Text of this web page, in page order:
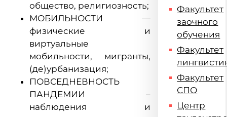
общество, религиозность;
МОБИЛЬНОСТИ —
физические и
виртуальные
мобильности, мигранты,
(де)урбанизация;
ПОВСЕДНЕВНОСТЬ
ПАНДЕМИИ –
наблюдения и
Факультет
заочного
обучения
Факультет
Факультет
СПО
Центр